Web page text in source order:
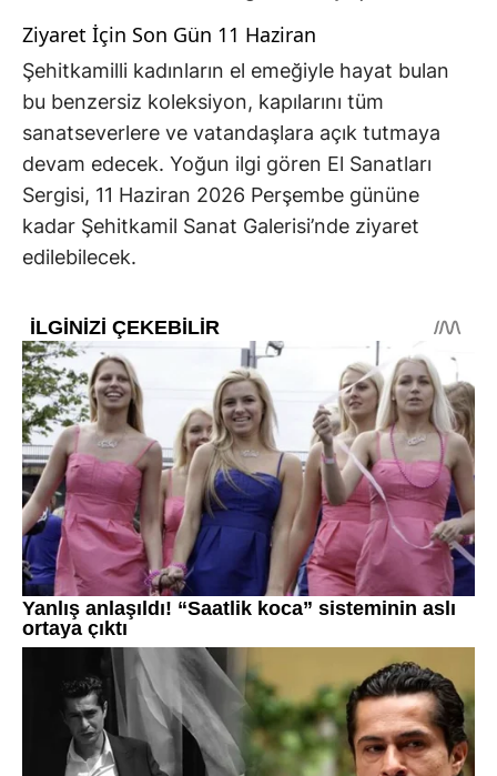
Ziyaret İçin Son Gün 11 Haziran
Şehitkamilli kadınların el emeğiyle hayat bulan
bu benzersiz koleksiyon, kapılarını tüm
sanatseverlere ve vatandaşlara açık tutmaya
devam edecek. Yoğun ilgi gören El Sanatları
Sergisi, 11 Haziran 2026 Perşembe gününe
kadar Şehitkamil Sanat Galerisi’nde ziyaret
edilebilecek.